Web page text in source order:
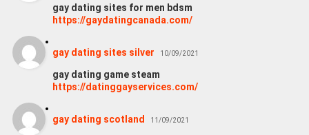
gay dating sites for men bdsm
https://gaydatingcanada.com/
gay dating sites silver 10/09/2021
gay dating game steam
https://datinggayservices.com/
gay dating scotland 11/09/2021